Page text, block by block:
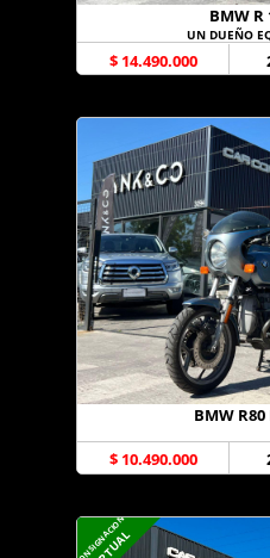
BMW R
UN DUEÑO
$ 14.490.000
BMW R80
$ 10.490.000
CONSIGNACION